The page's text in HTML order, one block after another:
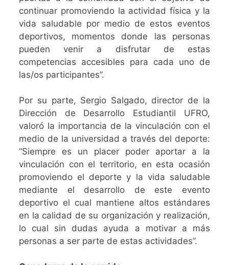
continuar promoviendo la actividad física y la
vida saludable por medio de estos eventos
deportivos, momentos donde las personas
pueden venir a disfrutar de estas
competencias accesibles para cada uno de
las/os participantes”.
Por su parte, Sergio Salgado, director de la
Dirección de Desarrollo Estudiantil UFRO,
valoró la importancia de la vinculación con el
medio de la universidad a través del deporte:
“Siempre es un placer poder aportar a la
vinculación con el territorio, en esta ocasión
promoviendo el deporte y la vida saludable
mediante el desarrollo de este evento
deportivo el cual mantiene altos estándares
en la calidad de su organización y realización,
lo cual sin dudas ayuda a motivar a más
personas a ser parte de estas actividades”.